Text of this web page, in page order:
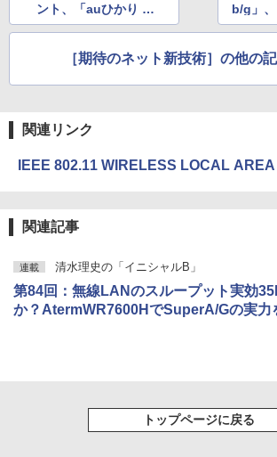
ント、「auひかり ホ
ーム10ギガ」で最大2.
SE-T対応ホームゲート
b/g」、
ntrino
［期待のネット新技術］の他の
関連リンク
IEEE 802.11 WIRELESS LOCAL
関連記事
連載 清水理史の「イニシャルB」
第84回：無線LANのスループット実効
か？AtermWR7600HでSuperA/Gの実力
トップページに戻る